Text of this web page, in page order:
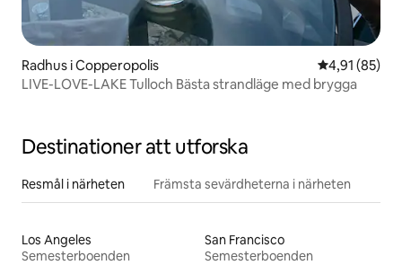
Radhus i Copperopolis 4,91 av 5 i
4,91 (85)
LIVE-LOVE-LAKE Tulloch Bästa strandläge med brygga
Destinationer att utforska
Resmål i närheten Främsta sevärdheterna i närheten
Los Angeles
Semesterboenden
San Francisco
Semesterboenden